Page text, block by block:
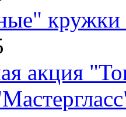
кружки
акция